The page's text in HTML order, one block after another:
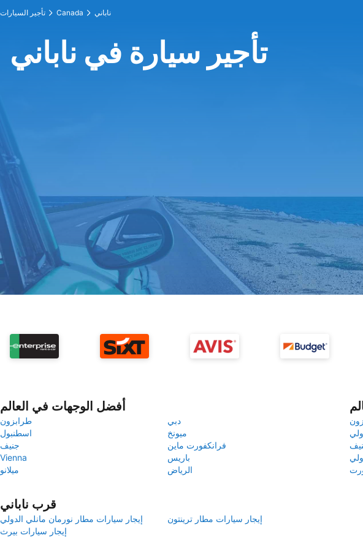
تأجير السيارات Canada ناباني
تأجير سيارة في ناباني
أفضل الوجهات في العالم
طرابزون
دبي
اسطنبول
ميونخ
جنيف
فرانكفورت ماين
Vienna
باريس
ميلانو
الرياض
قرب ناباني
إيجار سيارات مطار نورمان مانلي الدولي
إيجار سيارات مطار ترينتون
إيجار سيارات بيرث